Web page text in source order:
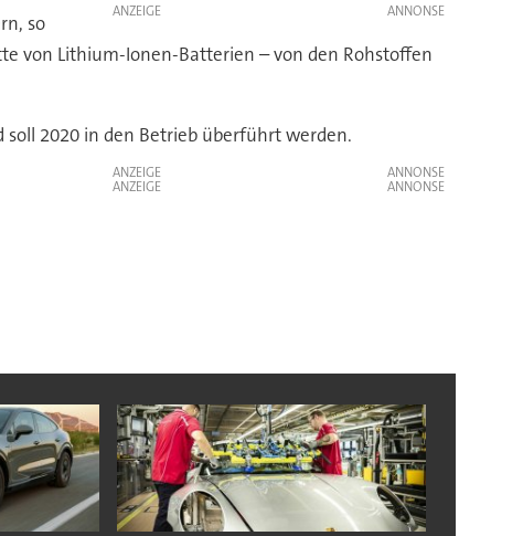
ANZEIGE
so
von Lithium-Ionen-Batterien – von den Rohstoffen
2020 in den Betrieb überführt werden.
ANZEIGE
ANZEIGE